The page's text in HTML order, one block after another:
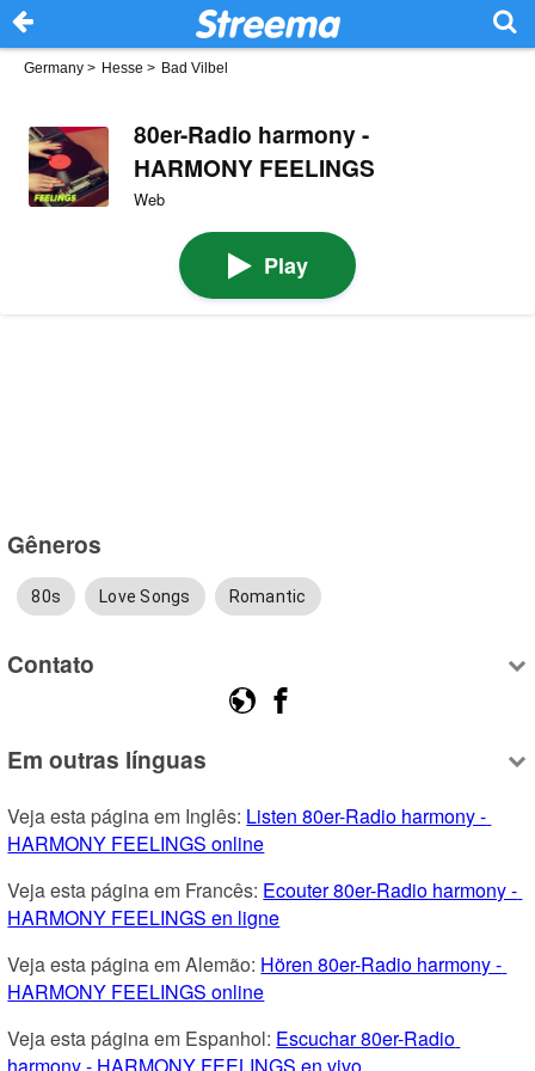
Germany > Hesse > Bad Vilbel
80er-Radio harmony -
HARMONY FEELINGS
Web
Play
Gêneros
80s Love Songs Romantic
Contato
Em outras línguas
Veja esta página em Inglês: Listen 80er-Radio harmony -
HARMONY FEELINGS online
Veja esta página em Francês: Ecouter 80er-Radio harmony -
HARMONY FEELINGS en ligne
Veja esta página em Alemão: Hören 80er-Radio harmony -
HARMONY FEELINGS online
Veja esta página em Espanhol: Escuchar 80er-Radio
harmony - HARMONY FEELINGS en vivo